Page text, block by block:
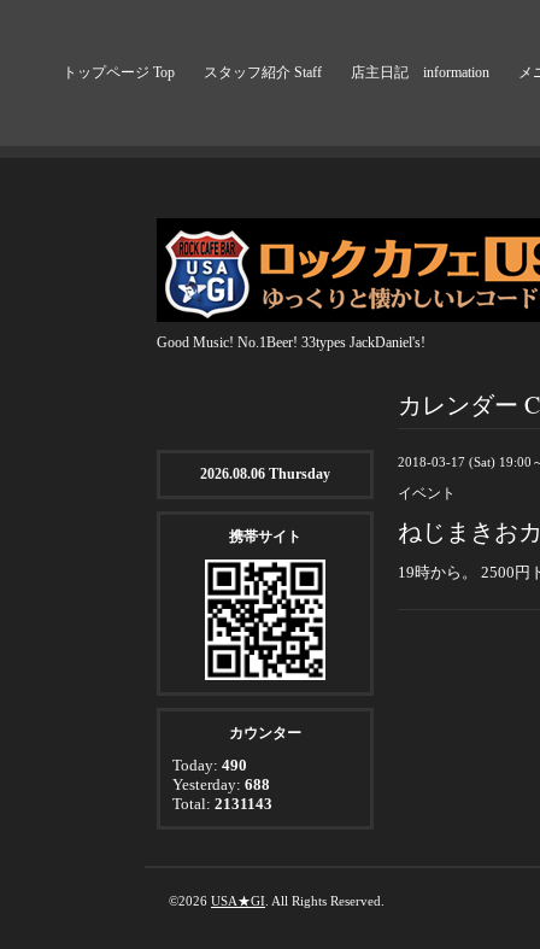
トップページ Top スタッフ紹介 Staff 店主日記 information メ
Good Music! No.1Beer! 33types JackDaniel's!
カレンダー
2018-03-17 (Sat) 19:00
イベント
ねじまきお
19時から。 2500円
2026.08.06 Thursday
携帯サイト
カウンター
Today: 490
Yesterday: 688
Total: 2131143
©2026 USA★GI . All Rights Reserved.